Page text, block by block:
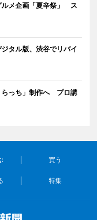
ルメ企画「夏辛祭」 ス
タル版、渋谷でリバイ
らっち」制作へ プロ講
買う
特集